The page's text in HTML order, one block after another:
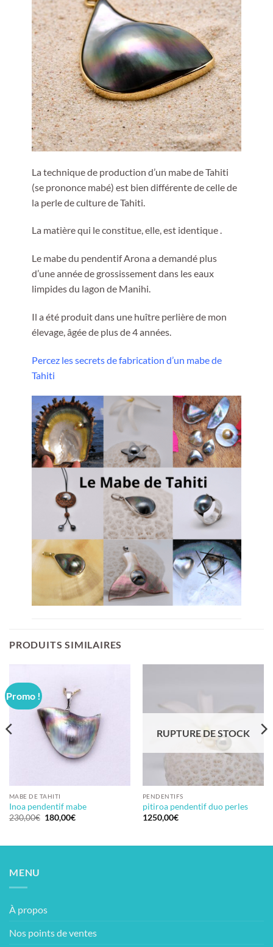
La technique de production d’un mabe de Tahiti
(se prononce mabé) est bien différente de celle de
la perle de culture de Tahiti.
La matière qui le constitue, elle, est identique .
Le mabe du pendentif Arona a demandé plus
d’une année de grossissement dans les eaux
limpides du lagon de Manihi.
Il a été produit dans une huître perlière de mon
élevage, âgée de plus de 4 années.
Percez les secrets de fabrication d’un mabe de
Tahiti
PRODUITS SIMILAIRES
Promo !
MABE DE TAHITI
Inoa pendentif mabe
230,00€ Le
230,00€.
180,00€Le
180,00€.
RUPTURE DE STOCK
PENDENTIFS
pitiroa pendentif duo perles
1250,00€
MENU
À propos
Nos points de ventes